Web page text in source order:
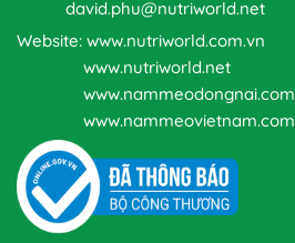
david.phu@nutriworld.net
Website: www.nutriworld.com.vn
www.nutriworld.net
www.nammeodongnai.com
www.nammeovietnam.com